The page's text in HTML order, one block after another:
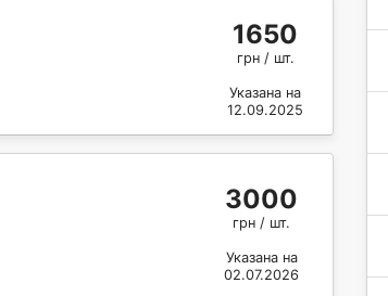
1650
грн / шт.
Указана на
12.09.2025
3000
грн / шт.
Указана на
02.07.2026